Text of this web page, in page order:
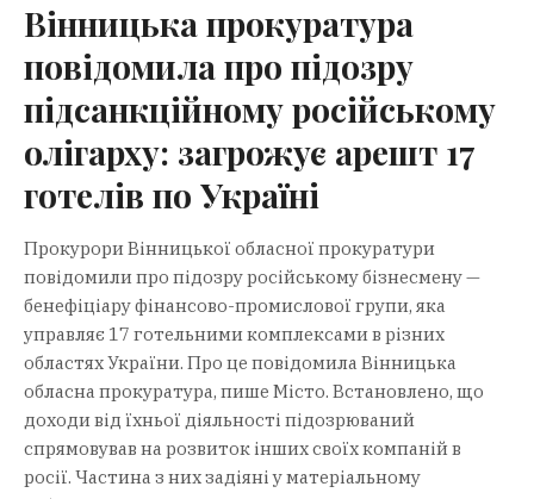
Вінницька прокуратура
повідомила про підозру
підсанкційному російському
олігарху: загрожує арешт 17
готелів по Україні
Прокурори Вінницької обласної прокуратури
повідомили про підозру російському бізнесмену —
бенефіціару фінансово-промислової групи, яка
управляє 17 готельними комплексами в різних
областях України. Про це повідомила Вінницька
обласна прокуратура, пише Місто. Встановлено, що
доходи від їхньої діяльності підозрюваний
спрямовував на розвиток інших своїх компаній в
росії. Частина з них задіяні у матеріальному